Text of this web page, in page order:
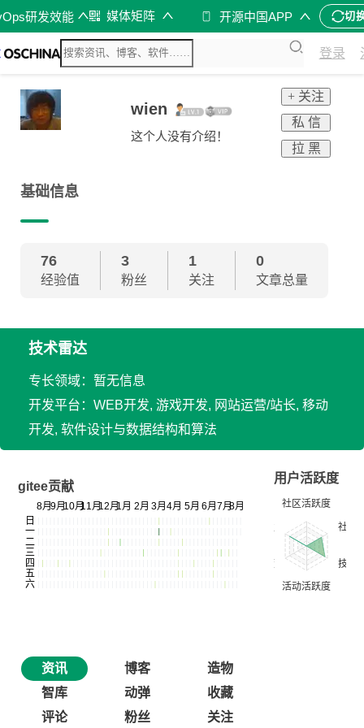
研发效能 媒体矩阵 开源中国APP 切
登录
wien
这个人没有介绍！
+ 关注
私 信
拉 黑
基础信息
76
经验值
3
粉丝
1
关注
0
文章总量
技术雷达
专长领域：暂无信息
开发平台：WEB开发, 游戏开发, 网站运营/站长, 移动
开发, 软件设计与数据结构和算法
gitee贡献
用户活跃度
资讯 博客
造物
智库
动弹
收藏
评论
粉丝 关注